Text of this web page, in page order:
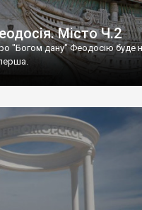
Місто Ч.2
"Богом дану" Феодосію буде